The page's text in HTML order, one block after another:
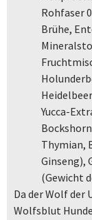
Rohfaser
Brühe,
Yucca-
Thymian,
Ginseng),
(Gewicht
Da der Wolf der
Wolfsblut